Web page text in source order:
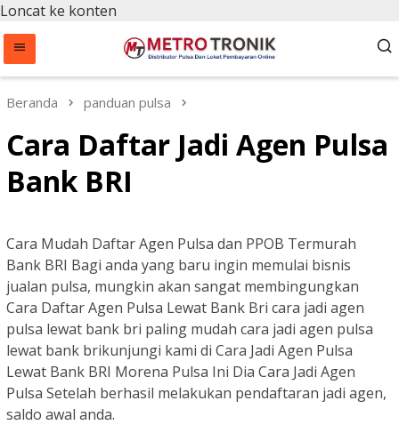
Loncat ke konten
Beranda panduan pulsa
Cara Daftar Jadi Agen Pulsa
Bank BRI
Cara Mudah Daftar Agen Pulsa dan PPOB Termurah
Bank BRI Bagi anda yang baru ingin memulai bisnis
jualan pulsa, mungkin akan sangat membingungkan
Cara Daftar Agen Pulsa Lewat Bank Bri cara jadi agen
pulsa lewat bank bri paling mudah cara jadi agen pulsa
lewat bank brikunjungi kami di Cara Jadi Agen Pulsa
Lewat Bank BRI Morena Pulsa Ini Dia Cara Jadi Agen
Pulsa Setelah berhasil melakukan pendaftaran jadi agen,
saldo awal anda.